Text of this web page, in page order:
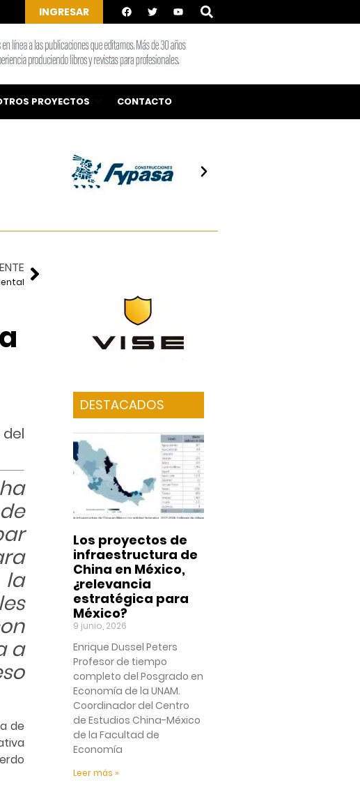
INGRESAR
PROYECTOS CONTACTO
la
a
de
DESTACADOS
Los proyectos de
infraestructura de
China en México,
¿relevancia
estratégica para
México?
9 junio, 2026
Enrique Dussel Peters
Profesor de tiempo
completo del Posgrado en
Economía de la UNAM.
Coordinador del Centro
de Estudios China-México
de la Facultad de
Economía
Leer más »